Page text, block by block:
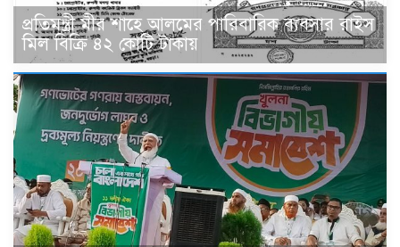
প্রতিমন্ত্রী মীর শাহে আলমের পারিবারিক ব‍্যবসার রাইস
মিল বিক্রি ৪২ কোটি টাকায়